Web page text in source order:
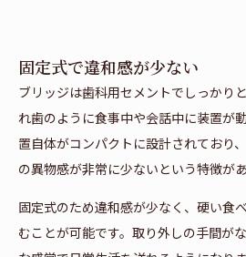
固定式で違和感が少ない
ブリッジは歯科用セメントでしっかり
れ歯のように食事中や会話中に装置が
置自体がコンパクトに設計されており
の異物感が非常に少ないという特徴があ
固定式のため違和感が少なく、硬い食
むことが可能です。取り外しの手間が